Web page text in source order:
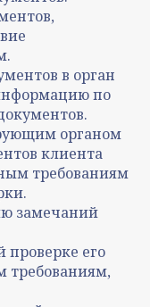
в орган
по
органом
клиента
требованиям
замечаний
его
требованиям,